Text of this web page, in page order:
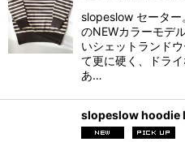
slopeslow セーター
のNEWカラーモデ
いシェットランド
て更に硬く、ドラ
あ…
slopeslow hoodie